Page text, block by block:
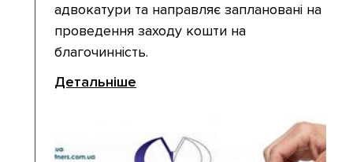
адвокатури та направляє заплановані на
проведення заходу кошти на
благочинність.
Детальніше